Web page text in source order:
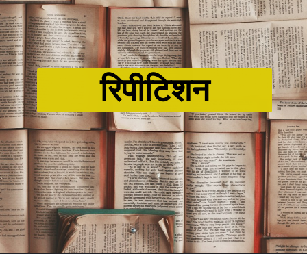
रिपीटिशन